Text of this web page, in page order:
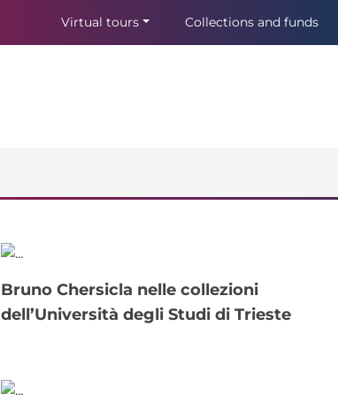
Virtual tours Collections and funds
Bruno Chersicla nelle collezioni
dell’Università degli Studi di Trieste